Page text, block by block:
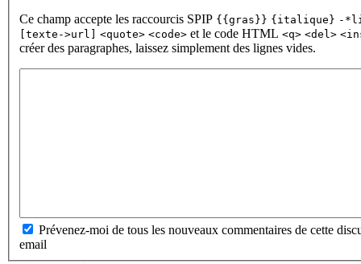
Ce champ accepte les raccourcis SPIP {{gras}} {italique} -
[texte->url]
<quote> <code> et le code HTML <q> <del>
créer des paragraphes, laissez simplement des lignes vides.
Prévenez-moi de tous les nouveaux commentaires de cette
email